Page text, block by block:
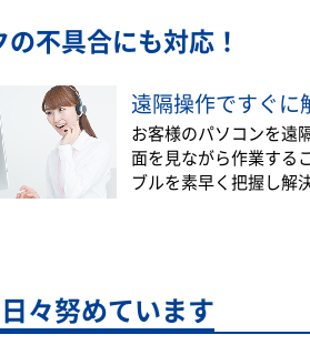
不具合にも対応！
遠隔操作ですぐに
お客様のパソコンを遠
面を見ながら作業する
ブルを素早く把握し解
々努めています